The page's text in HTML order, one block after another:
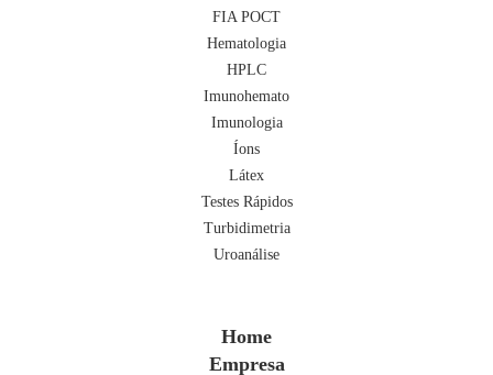
FIA POCT
Hematologia
HPLC
Imunohemato
Imunologia
Íons
Látex
Testes Rápidos
Turbidimetria
Uroanálise
Home
Empresa